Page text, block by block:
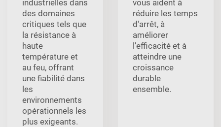
industrielles dans
des domaines
critiques tels que
la résistance à
haute
température et
au feu, offrant
une fiabilité dans
les
environnements
opérationnels les
plus exigeants.
vous aident à
réduire les temps
d'arrêt, à
améliorer
l'efficacité et à
atteindre une
croissance
durable
ensemble.